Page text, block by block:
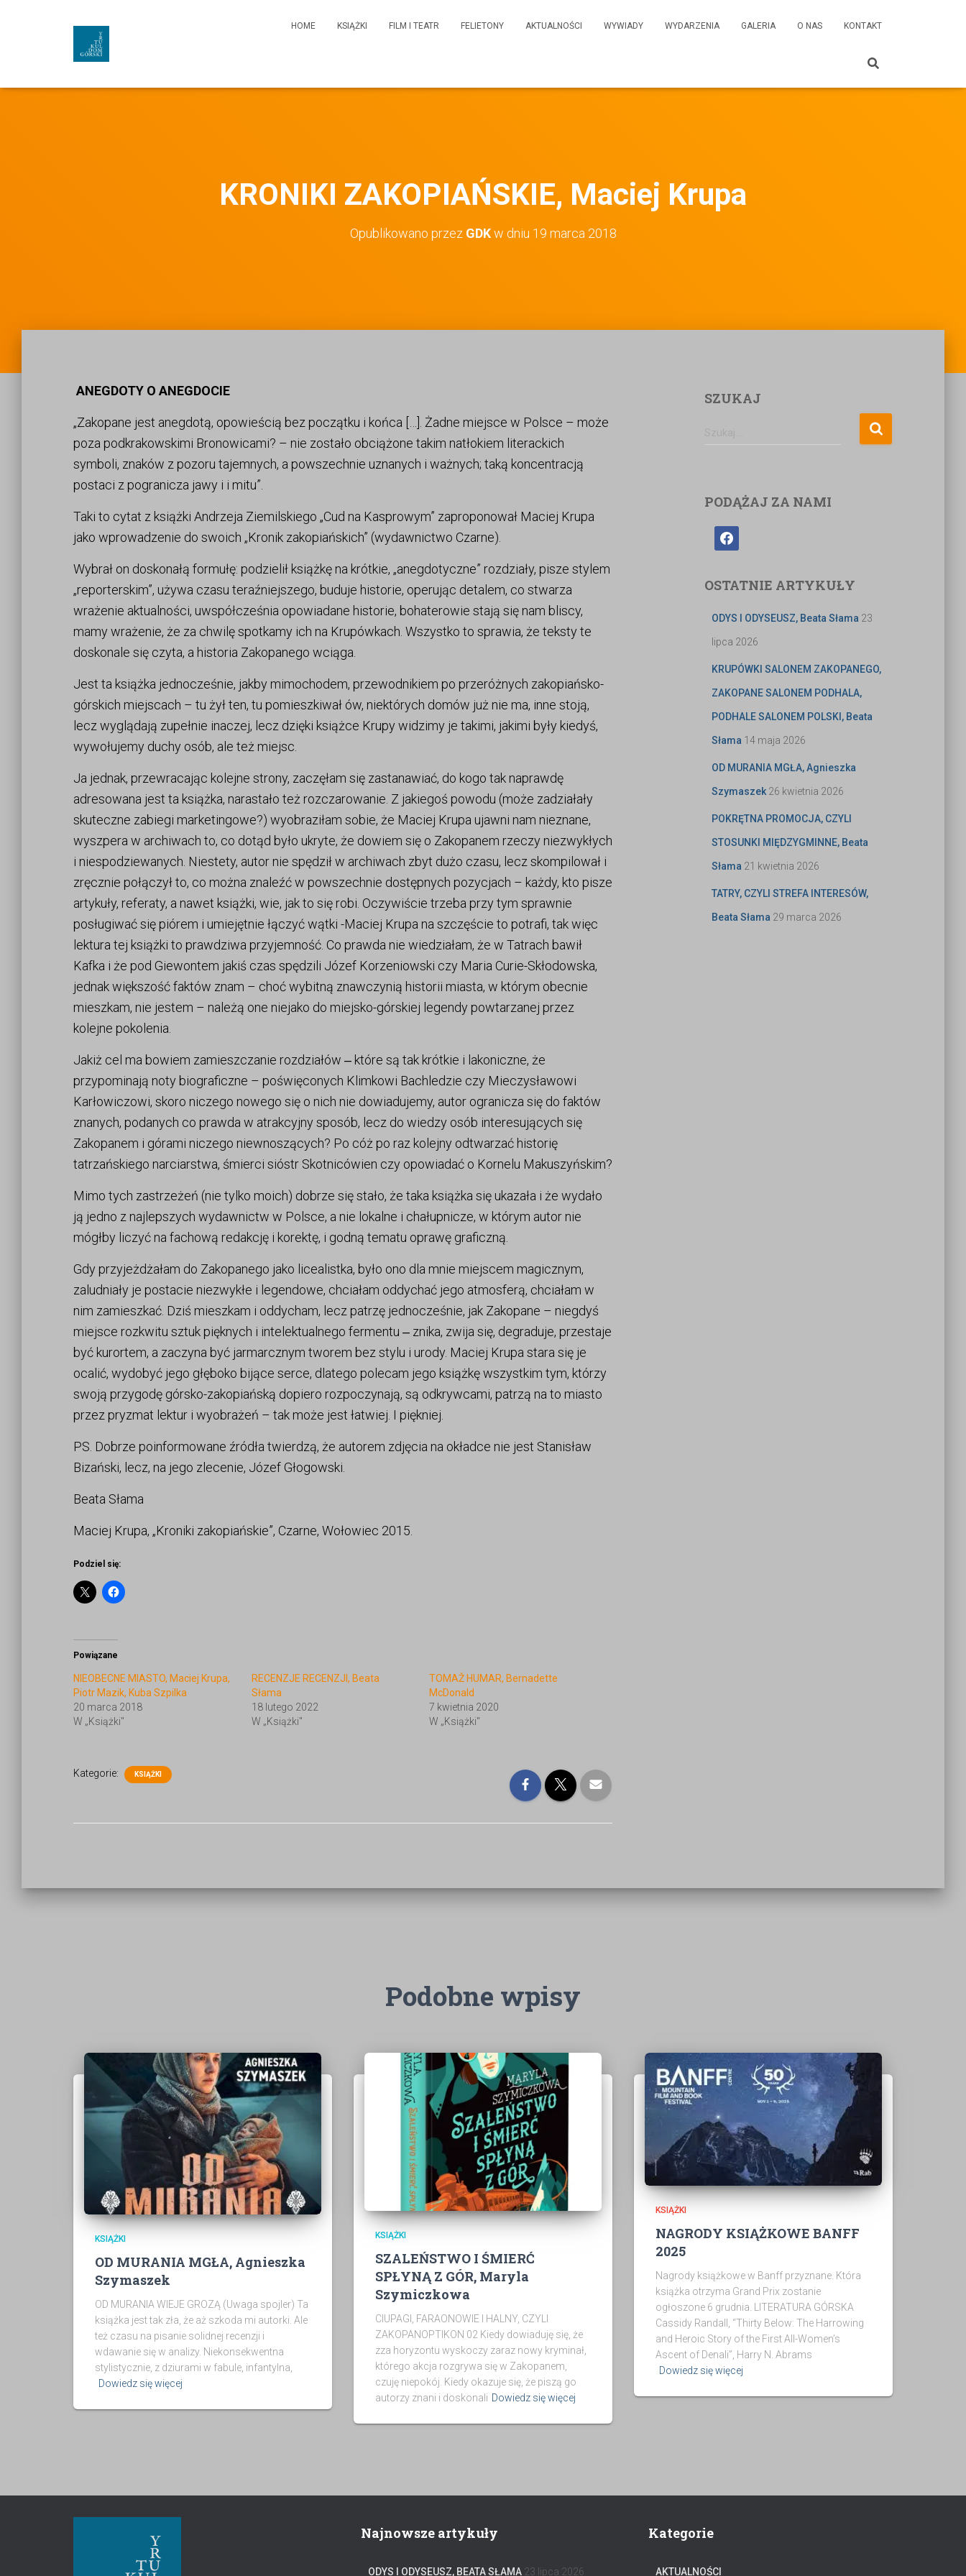
HOME KSIĄŻKI FILM I TEATR FELIETONY AKTUALNOŚCI WYWIADY WYDARZENIA GALERIA O NAS KONTAKT
KRONIKI ZAKOPIAŃSKIE, Maciej Krupa
Opublikowano przez GDKw dniu 19 marca 2018
ANEGDOTY O ANEGDOCIE
„Zakopane jest anegdotą, opowieścią bez początku i końca […]. Żadne miejsce w Polsce – może
poza podkrakowskimi Bronowicami? – nie zostało obciążone takim natłokiem literackich
symboli, znaków z pozoru tajemnych, a powszechnie uznanych i ważnych; taką koncentracją
postaci z pogranicza jawy i i mitu”.
Taki to cytat z książki Andrzeja Ziemilskiego „Cud na Kasprowym” zaproponował Maciej Krupa
jako wprowadzenie do swoich „Kronik zakopiańskich” (wydawnictwo Czarne).
Wybrał on doskonałą formułę: podzielił książkę na krótkie, „anegdotyczne” rozdziały, pisze stylem
„reporterskim”, używa czasu teraźniejszego, buduje historie, operując detalem, co stwarza
wrażenie aktualności, uwspółcześnia opowiadane historie, bohaterowie stają się nam bliscy,
mamy wrażenie, że za chwilę spotkamy ich na Krupówkach. Wszystko to sprawia, że teksty te
doskonale się czyta, a historia Zakopanego wciąga.
Jest ta książka jednocześnie, jakby mimochodem, przewodnikiem po przeróżnych zakopiańsko-
górskich miejscach – tu żył ten, tu pomieszkiwał ów, niektórych domów już nie ma, inne stoją,
lecz wyglądają zupełnie inaczej, lecz dzięki książce Krupy widzimy je takimi, jakimi były kiedyś,
wywołujemy duchy osób, ale też miejsc.
Ja jednak, przewracając kolejne strony, zaczęłam się zastanawiać, do kogo tak naprawdę
adresowana jest ta książka, narastało też rozczarowanie. Z jakiegoś powodu (może zadziałały
skuteczne zabiegi marketingowe?) wyobraziłam sobie, że Maciej Krupa ujawni nam nieznane,
wyszpera w archiwach to, co dotąd było ukryte, że dowiem się o Zakopanem rzeczy niezwykłych
i niespodziewanych. Niestety, autor nie spędził w archiwach zbyt dużo czasu, lecz skompilował i
zręcznie połączył to, co można znaleźć w powszechnie dostępnych pozycjach – każdy, kto pisze
artykuły, referaty, a nawet książki, wie, jak to się robi. Oczywiście trzeba przy tym sprawnie
posługiwać się piórem i umiejętnie łączyć wątki -Maciej Krupa na szczęście to potrafi, tak więc
lektura tej książki to prawdziwa przyjemność. Co prawda nie wiedziałam, że w Tatrach bawił
Kafka i że pod Giewontem jakiś czas spędzili Józef Korzeniowski czy Maria Curie-Skłodowska,
jednak większość faktów znam – choć wybitną znawczynią historii miasta, w którym obecnie
mieszkam, nie jestem – należą one niejako do miejsko-górskiej legendy powtarzanej przez
kolejne pokolenia.
Jakiż cel ma bowiem zamieszczanie rozdziałów ‒ które są tak krótkie i lakoniczne, że
przypominają noty biograficzne – poświęconych Klimkowi Bachledzie czy Mieczysławowi
Karłowiczowi, skoro niczego nowego się o nich nie dowiadujemy, autor ogranicza się do faktów
znanych, podanych co prawda w atrakcyjny sposób, lecz do wiedzy osób interesujących się
Zakopanem i górami niczego niewnoszących? Po cóż po raz kolejny odtwarzać historię
tatrzańskiego narciarstwa, śmierci sióstr Skotnicówien czy opowiadać o Kornelu Makuszyńskim?
Mimo tych zastrzeżeń (nie tylko moich) dobrze się stało, że taka książka się ukazała i że wydało
ją jedno z najlepszych wydawnictw w Polsce, a nie lokalne i chałupnicze, w którym autor nie
mógłby liczyć na fachową redakcję i korektę, i godną tematu oprawę graficzną.
Gdy przyjeżdżałam do Zakopanego jako licealistka, było ono dla mnie miejscem magicznym,
zaludniały je postacie niezwykłe i legendowe, chciałam oddychać jego atmosferą, chciałam w
nim zamieszkać. Dziś mieszkam i oddycham, lecz patrzę jednocześnie, jak Zakopane – niegdyś
miejsce rozkwitu sztuk pięknych i intelektualnego fermentu ‒ znika, zwija się, degraduje, przestaje
być kurortem, a zaczyna być jarmarcznym tworem bez stylu i urody. Maciej Krupa stara się je
ocalić, wydobyć jego głęboko bijące serce, dlatego polecam jego książkę wszystkim tym, którzy
swoją przygodę górsko-zakopiańską dopiero rozpoczynają, są odkrywcami, patrzą na to miasto
przez pryzmat lektur i wyobrażeń – tak może jest łatwiej. I piękniej.
PS. Dobrze poinformowane źródła twierdzą, że autorem zdjęcia na okładce nie jest Stanisław
Bizański, lecz, na jego zlecenie, Józef Głogowski.
Beata Słama
Maciej Krupa, „Kroniki zakopiańskie”, Czarne, Wołowiec 2015.
Podziel się:
Powiązane
NIEOBECNE MIASTO, Maciej Krupa,
Piotr Mazik, Kuba Szpilka
20 marca 2018
W „Książki"
RECENZJE RECENZJI, Beata
Słama
18 lutego 2022
W „Książki"
TOMAŽ HUMAR, Bernadette
McDonald
7 kwietnia 2020
W „Książki"
Kategorie: KSIĄŻKI
SZUKAJ
PODĄŻAJ ZA NAMI
OSTATNIE ARTYKUŁY
ODYS I ODYSEUSZ, Beata Słama 23
lipca 2026
KRUPÓWKI SALONEM ZAKOPANEGO,
ZAKOPANE SALONEM PODHALA,
PODHALE SALONEM POLSKI, Beata
Słama 14 maja 2026
OD MURANIA MGŁA, Agnieszka
Szymaszek 26 kwietnia 2026
POKRĘTNA PROMOCJA, CZYLI
STOSUNKI MIĘDZYGMINNE, Beata
Słama 21 kwietnia 2026
TATRY, CZYLI STREFA INTERESÓW,
Beata Słama 29 marca 2026
Podobne wpisy
KSIĄŻKI
OD MURANIA MGŁA, Agnieszka
Szymaszek
OD MURANIA WIEJE GROZĄ (Uwaga spojler) Ta
książka jest tak zła, że aż szkoda mi autorki. Ale
też czasu na pisanie solidnej recenzji i
wdawanie się w analizy. Niekonsekwentna
stylistycznie, z dziurami w fabule, infantylna,
Dowiedz się więcej
KSIĄŻKI
SZALEŃSTWO I ŚMIERĆ
SPŁYNĄ Z GÓR, Maryla
Szymiczkowa
CIUPAGI, FARAONOWIE I HALNY, CZYLI
ZAKOPANOPTIKON 02 Kiedy dowiaduję się, że
zza horyzontu wyskoczy zaraz nowy kryminał,
którego akcja rozgrywa się w Zakopanem,
czuję niepokój. Kiedy okazuje się, że piszą go
autorzy znani i doskonali Dowiedz się więcej
KSIĄŻKI
NAGRODY KSIĄŻKOWE BANFF
2025
Nagrody książkowe w Banff przyznane. Która
książka otrzyma Grand Prix zostanie
ogłoszone 6 grudnia. LITERATURA GÓRSKA
Cassidy Randall, “Thirty Below: The Harrowing
and Heroic Story of the First All-Women’s
Ascent of Denali”, Harry N. Abrams
Dowiedz się więcej
Najnowsze artykuły
ODYS I ODYSEUSZ, BEATA SŁAMA 23 lipca 2026
Kategorie
AKTUALNOŚCI